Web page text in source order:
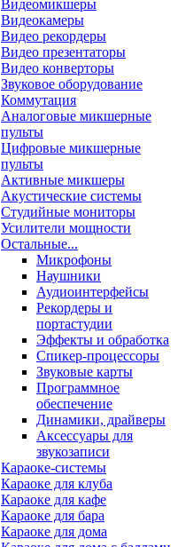
Видеомикшеры
Видеокамеры
Видео рекордеры
Видео презентаторы
Видео конверторы
Звуковое оборудование
Коммутация
Аналоговые микшерные
пульты
Цифровые микшерные
пульты
Активные микшеры
Акустические системы
Студийные мониторы
Усилители мощности
Остальные...
Микрофоны
Наушники
Аудиоинтерфейсы
Рекордеры и
портастудии
Эффекты и обработка
Спикер-процессоры
Звуковые карты
Программное
обеспечение
Динамики, драйверы
Аксессуары для
звукозаписи
Караоке-системы
Караоке для клуба
Караоке для кафе
Караоке для бара
Караоке для дома